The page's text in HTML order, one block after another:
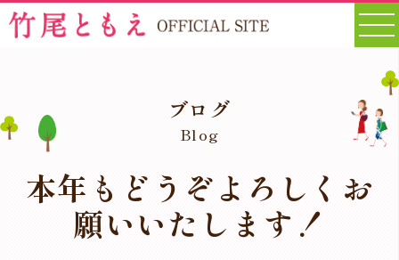
ブログ
Blog
本年もどうぞよろしくお
願いいたします！